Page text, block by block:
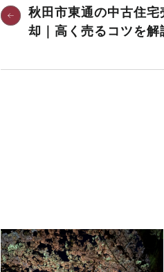
秋田市東通の中古住宅
却｜高く売るコツを解